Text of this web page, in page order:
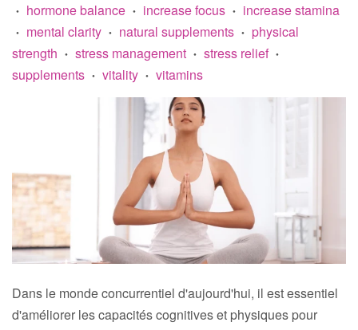
• hormone balance • increase focus • increase stamina
• mental clarity • natural supplements • physical
strength
• stress management • stress relief •
supplements • vitality • vitamins
Dans le monde concurrentiel d'aujourd'hui, il est essentiel
d'améliorer les capacités cognitives et physiques pour